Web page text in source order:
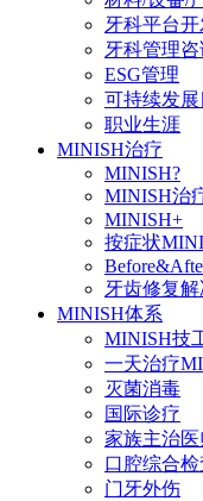
牙科平台
牙科管理咨
ESG管理
可持续发
职业生涯
MINISH治疗
MINISH?
MINISH治
MINISH+
按症状
牙齿修复
MINISH体系
MINISH技
一天治疗
灭菌消毒
国际诊疗
家族主治医
口腔综合检
门牙外伤